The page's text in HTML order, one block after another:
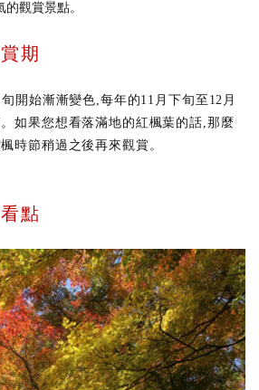
觀賞景點。
期
開始漸漸變色,每年的11月下旬至12月
如果您想看落滿地的紅楓葉的話,那麼
時節稍過之後再來觀賞。
點